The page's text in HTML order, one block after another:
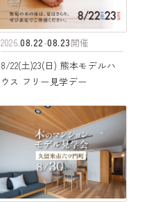
2026.08.22-08.23開催
8/22(土)23(日) 熊本モデルハ
ウス フリー見学デー